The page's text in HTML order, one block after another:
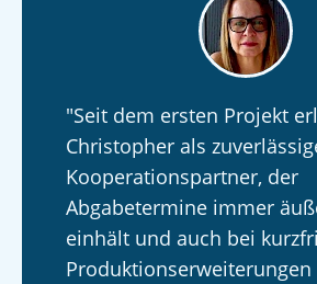
"Seit dem ersten Projekt
Christopher als
Kooperationspartner, der
Abgabetermine immer
einhält und auch bei
Produktionserweiterungen